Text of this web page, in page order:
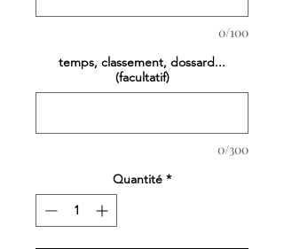
0/100
temps, classement, dossard...
(facultatif)
0/300
Quantité *